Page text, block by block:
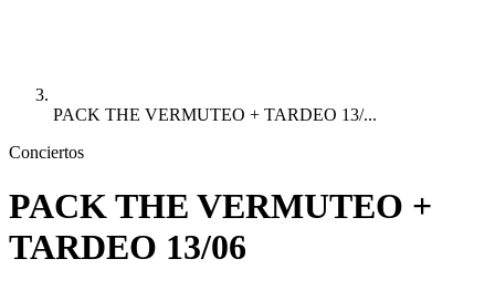
PACK THE VERMUTEO + TARDEO 13/...
Conciertos
PACK THE VERMUTEO +
TARDEO 13/06